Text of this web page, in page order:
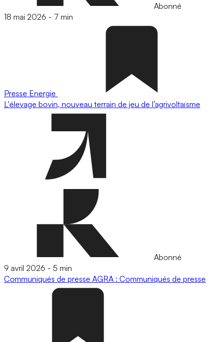
Abonné
18 mai 2026 - 7 min
Presse Energie
L'élevage bovin, nouveau terrain de jeu de l’agrivoltaïsme
Abonné
9 avril 2026 - 5 min
Communiqués de presse AGRA : Communiqués de presse